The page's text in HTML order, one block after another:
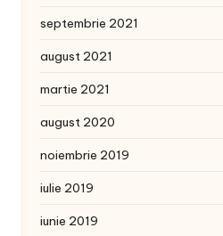
septembrie 2021
august 2021
martie 2021
august 2020
noiembrie 2019
iulie 2019
iunie 2019